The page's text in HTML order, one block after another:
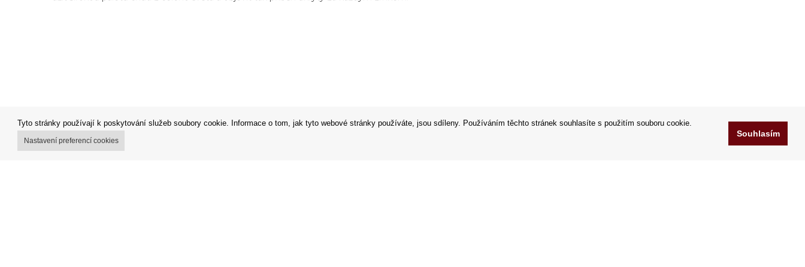
Tyto stránky používají k poskytování služeb soubory cookie. Informace o tom, jak tyto webové stránky používáte, jsou sdíleny. Používáním těchto stránek souhlasíte s použitím souboru cookie.
Nastavení preferencí cookies
Souhlasím